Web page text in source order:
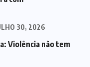
30, 2026
Violência não tem